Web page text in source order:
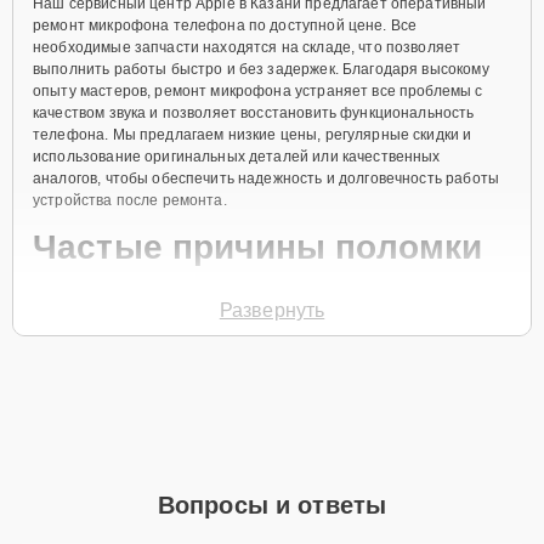
ремонт микрофона телефона по доступной цене. Все
необходимые запчасти находятся на складе, что позволяет
выполнить работы быстро и без задержек. Благодаря высокому
опыту мастеров, ремонт микрофона устраняет все проблемы с
качеством звука и позволяет восстановить функциональность
телефона. Мы предлагаем низкие цены, регулярные скидки и
использование оригинальных деталей или качественных
аналогов, чтобы обеспечить надежность и долговечность работы
устройства после ремонта.
Частые причины поломки
Попадание влаги внутрь корпуса.
Механические повреждения устройства.
Заявку на сайте. Специалист свяжется с вами в
течение минуты, чтобы уточнить все вопросы и записать на
Развернуть
Вопросы и ответы